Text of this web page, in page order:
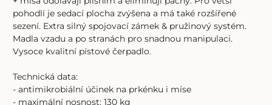
pohodlí je sedací plocha zvýšena a má také rozšířené
sezení. Extra silný spojovací zámek & pružinový systém.
Madla vzadu a po stranách pro snadnou manipulaci.
Vysoce kvalitní pístové čerpadlo.
Technická data:
- antimikrobiální účinek na prkénku i míse
- maximální nosnost: 130 kg